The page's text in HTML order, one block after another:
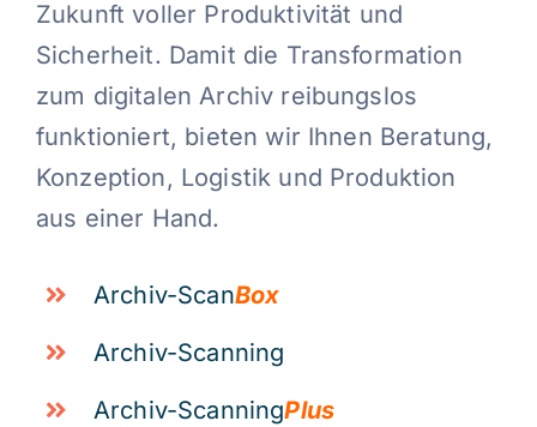
Zukunft voller Produktivität und
Sicherheit. Damit die Transformation
zum digitalen Archiv reibungslos
funktioniert, bieten wir Ihnen Beratung,
Konzeption, Logistik und Produktion
aus einer Hand.
Archiv-ScanBox
Archiv-Scanning
Archiv-ScanningPlus